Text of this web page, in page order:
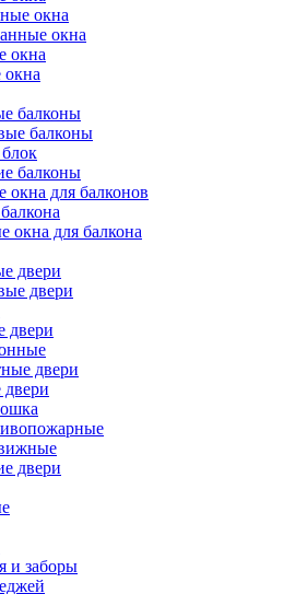
окна
окна
окна
балконы
балконы
балконы
окна для балконов
окна для балкона
двери
двери
двери
двери
двери
и заборы